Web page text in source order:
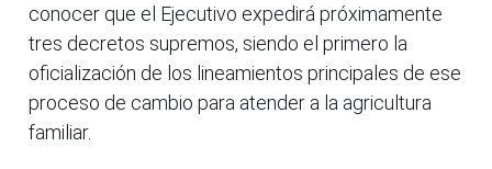
conocer que el Ejecutivo expedirá próximamente
tres decretos supremos, siendo el primero la
oficialización de los lineamientos principales de ese
proceso de cambio para atender a la agricultura
familiar.